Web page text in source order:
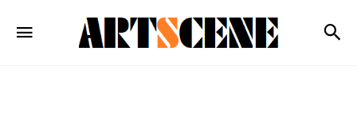
ARTSCENE